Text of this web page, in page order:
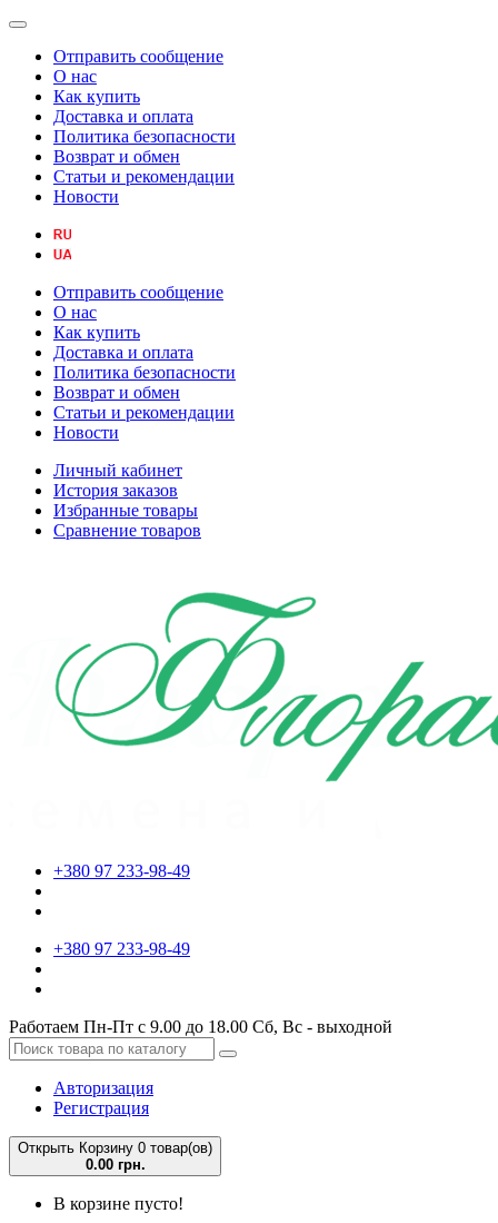
Отправить сообщение
О нас
Как купить
Доставка и оплата
Политика безопасности
Возврат и обмен
Статьи и рекомендации
Новости
Отправить сообщение
О нас
Как купить
Доставка и оплата
Политика безопасности
Возврат и обмен
Статьи и рекомендации
Новости
Личный кабинет
История заказов
Избранные товары
Сравнение товаров
+380 97 233-98-49
+380 97 233-98-49
Работаем Пн-Пт с 9.00 до 18.00 Сб, Вс - выходной
Авторизация
Регистрация
Открыть Корзину 0 товар(ов)
0.00 грн.
В корзине пусто!